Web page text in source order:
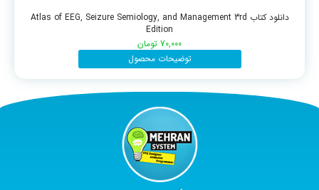
دانلود کتاب Atlas of EEG, Seizure Semiology, and Management 3rd
Edition
70,000 تومان
توضیحات محصول